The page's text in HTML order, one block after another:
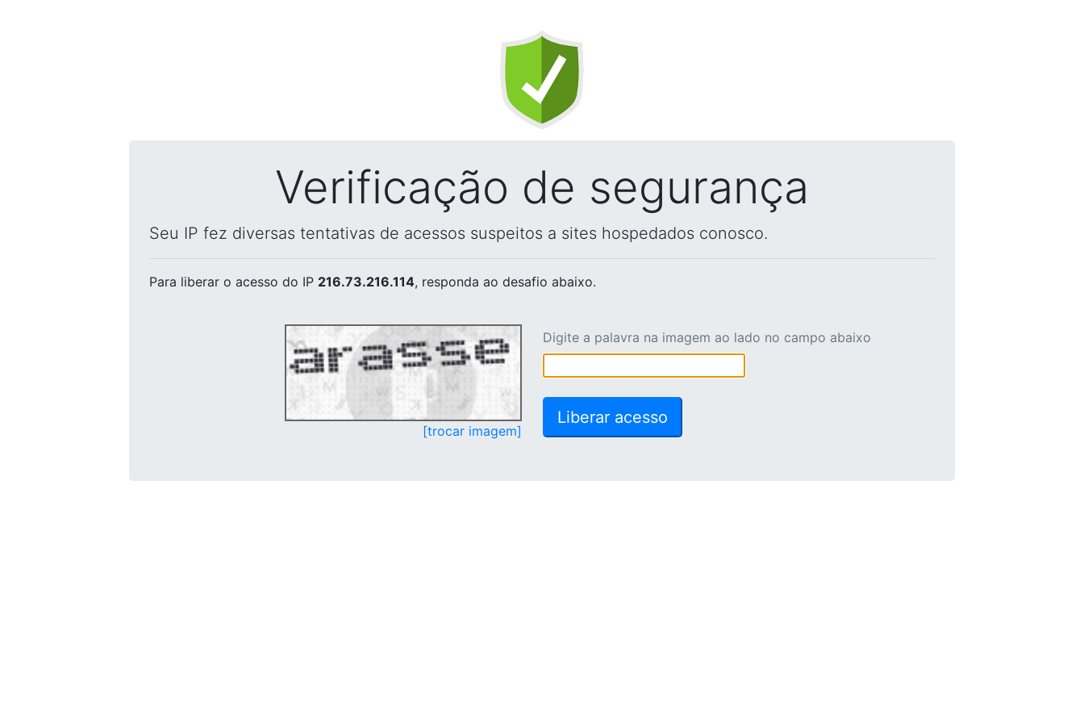
Verificação de segurança
Seu IP fez diversas tentativas de acessos suspeitos a sites hospedados conosco.
Para liberar o acesso do IP 216.73.216.114, responda ao desafio abaixo.
[trocar imagem]
Digite a palavra na imagem ao lado no campo abaixo